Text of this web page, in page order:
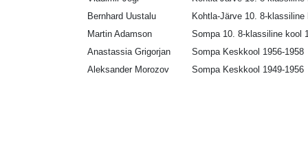
Bernhard Uustalu
Kohtla-Järve 10. 8-klassiline
Martin Adamson
Sompa 10. 8-klassiline kool
Anastassia Grigorjan
Sompa Keskkool 1956-1958
Aleksander Morozov
Sompa Keskkool 1949-1956